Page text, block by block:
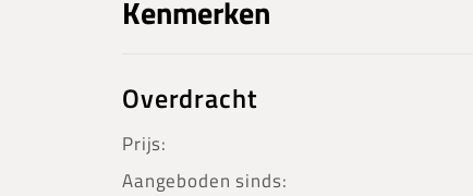
Kenmerken
Overdracht
Prijs:
Aangeboden sinds: